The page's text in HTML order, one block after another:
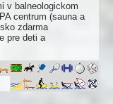
v balneologickom
centrum (sauna a
zdarma
pre deti a